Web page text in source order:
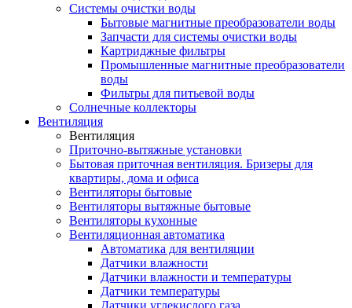
Системы очистки воды
Бытовые магнитные преобразователи воды
Запчасти для системы очистки воды
Картриджные фильтры
Промышленные магнитные преобразователи
воды
Фильтры для питьевой воды
Солнечные коллекторы
Вентиляция
Вентиляция
Приточно-вытяжные установки
Бытовая приточная вентиляция. Бризеры для
квартиры, дома и офиса
Вентиляторы бытовые
Вентиляторы вытяжные бытовые
Вентиляторы кухонные
Вентиляционная автоматика
Автоматика для вентиляции
Датчики влажности
Датчики влажности и температуры
Датчики температуры
Датчики углекислого газа